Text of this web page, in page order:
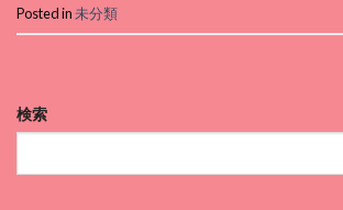
Posted in未分類
検索